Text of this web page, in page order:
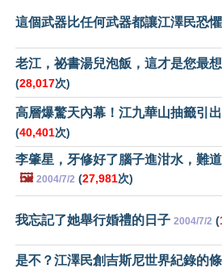
這個武器比任何武器都讓江澤民恐懼
老江，祕書湯兒泡飯，這才是您最
(28,017次)
高層爆驚天內幕！江九華山抽籤引
(40,401次)
李肇星，牙修好了腦子進泔水，難
🖼️ 2004/7/2 (27,981次)
我忘記了她舉行婚禮的日子 2004/7/2 (
是不？江澤民創吉斯尼世界紀錄的